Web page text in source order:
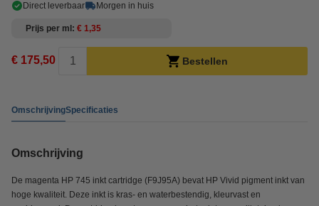
Direct leverbaar Morgen in huis
Prijs per ml € 1,35
€ 175,50 Bestellen
OmschrijvingSpecificaties
Omschrijving
De magenta HP 745 inkt cartridge (F9J95A) bevat HP Vivid pigment inkt van
hoge kwaliteit. Deze inkt is kras- en waterbestendig, kleurvast en